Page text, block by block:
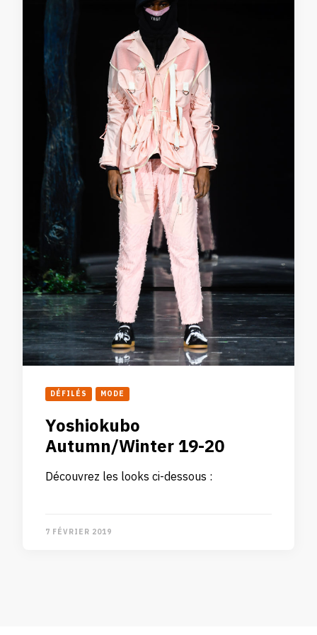
DÉFILÉS MODE
Yoshiokubo
Autumn/Winter 19-20
Découvrez les looks ci-dessous :
7 FÉVRIER 2019